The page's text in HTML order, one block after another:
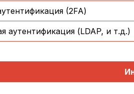
(2FA)
аутентификация (LDAP, и т.д.)